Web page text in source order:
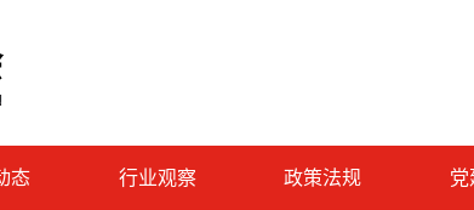
态 行业观察 政策法规 党